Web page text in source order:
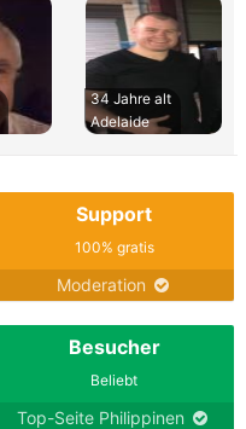
34 Jahre alt
Adelaide
Support
100% gratis
Moderation
Besucher
Beliebt
Top-Seite Philippinen